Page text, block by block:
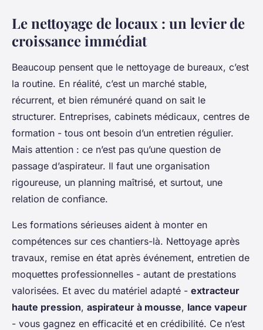
Le nettoyage de locaux : un levier de
croissance immédiat
Beaucoup pensent que le nettoyage de bureaux, c’est
la routine. En réalité, c’est un marché stable,
récurrent, et bien rémunéré quand on sait le
structurer. Entreprises, cabinets médicaux, centres de
formation - tous ont besoin d’un entretien régulier.
Mais attention : ce n’est pas qu’une question de
passage d’aspirateur. Il faut une organisation
rigoureuse, un planning maîtrisé, et surtout, une
relation de confiance.
Les formations sérieuses aident à monter en
compétences sur ces chantiers-là. Nettoyage après
travaux, remise en état après événement, entretien de
moquettes professionnelles - autant de prestations
valorisées. Et avec du matériel adapté - extracteur
haute pression, aspirateur à mousse, lance vapeur
- vous gagnez en efficacité et en crédibilité. Ce n’est